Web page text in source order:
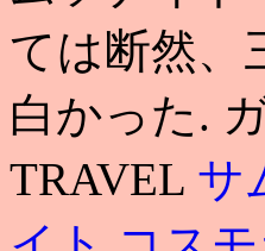
ては断然、
白かった.
TRAVEL サ